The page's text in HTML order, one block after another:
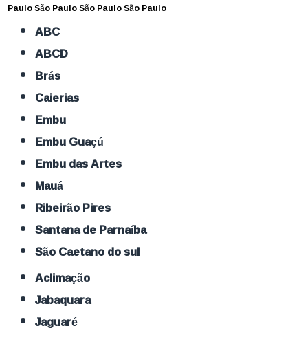
PauloSão PauloSão PauloSão Paulo
ABC
ABCD
Brás
Caierias
Embu
Embu Guaçú
Embu das Artes
Mauá
Ribeirão Pires
Santana de Parnaíba
São Caetano do sul
Aclimação
Jabaquara
Jaguaré